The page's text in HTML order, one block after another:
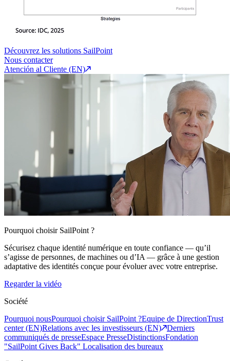
Découvrez les solutions SailPoint
Nous contacter
Atención al Cliente (EN)
Pourquoi choisir SailPoint ?
Sécurisez chaque identité numérique en toute confiance — qu’il
s’agisse de personnes, de machines ou d’IA — grâce à une gestion
adaptative des identités conçue pour évoluer avec votre entreprise.
Regarder la vidéo
Société
Pourquoi nousPourquoi choisir SailPoint ?Equipe de DirectionTrust
center (EN)Relations avec les investisseurs (EN)
Derniers
communiqués de presseEspace PresseDistinctionsFondation
"SailPoint Gives Back" Localisation des bureaux